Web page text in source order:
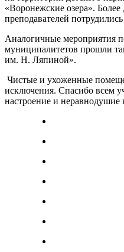
«Воронежские озера».
преподавателей
Аналогичные мероприятия
муниципалитетов прошли
им. Н. Ляпиной».
Чистые и ухоженные
исключения. Спасибо всем
настроение и